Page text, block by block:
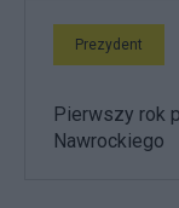
Prezydent
Pierwszy rok
Nawrockiego